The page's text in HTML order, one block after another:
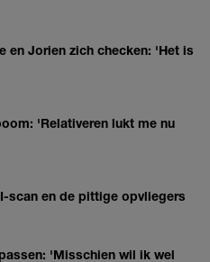
en Jorien zich checken: 'Het is
'Relativeren lukt me nu
scan en de pittige opvliegers
'Misschien wil ik wel